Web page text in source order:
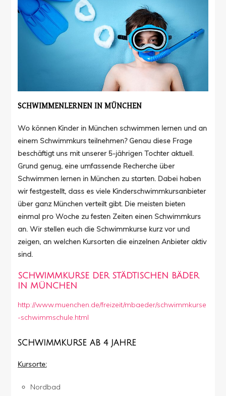
SCHWIMMENLERNEN IN MÜNCHEN
Wo können Kinder in München schwimmen lernen und an
einem Schwimmkurs teilnehmen? Genau diese Frage
beschäftigt uns mit unserer 5-jährigen Tochter aktuell.
Grund genug, eine umfassende Recherche über
Schwimmen lernen in München zu starten. Dabei haben
wir festgestellt, dass es viele Kinderschwimmkursanbieter
über ganz München verteilt gibt. Die meisten bieten
einmal pro Woche zu festen Zeiten einen Schwimmkurs
an. Wir stellen euch die Schwimmkurse kurz vor und
zeigen, an welchen Kursorten die einzelnen Anbieter aktiv
sind.
SCHWIMMKURSE DER STÄDTISCHEN BÄDER
IN MÜNCHEN
http://www.muenchen.de/freizeit/mbaeder/schwimmkurse
-schwimmschule.html
SCHWIMMKURSE AB 4 JAHRE
Kursorte:
Nordbad